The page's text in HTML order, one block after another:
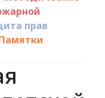
прав